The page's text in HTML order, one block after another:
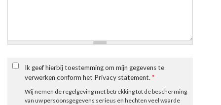
Ik geef hierbij toestemming om mijn gegevens te
verwerken conform het Privacy statement. *
Wij nemen de regelgeving met betrekking tot de bescherming
van uw persoonsgegevens serieus en hechten veel waarde